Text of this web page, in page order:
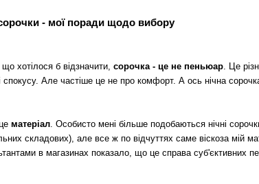
- мої поради щодо вибору
хотілося б відзначити, сорочка - це не пеньюар. Це
спокусу. Але частіше це не про комфорт. А ось нічна
матеріал. Особисто мені більше подобаються нічні
складових), але все ж по відчуттях саме віскоза мій
в магазинах показало, що це справа суб'єктивних